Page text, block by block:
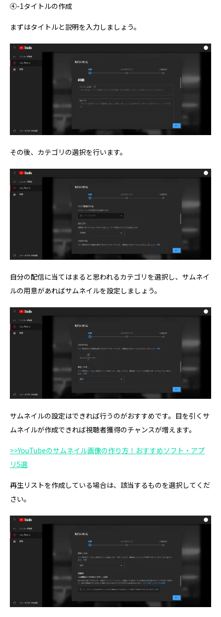
④-1タイトルの作成
まずはタイトルと説明を入力しましょう。
その後、カテゴリの選択を行います。
自分の配信に当てはまると思われるカテゴリを選択し、サムネイ
ルの用意があればサムネイルを設定しましょう。
サムネイルの設定はできれば行うのがおすすめです。目を引くサ
ムネイルが作成できれば視聴者獲得のチャンスが増えます。
>>YouTubeのサムネイル画像の作り方！おすすめソフト・アプ
リ5選
再生リストを作成している場合は、該当するものを選択してくだ
さい。